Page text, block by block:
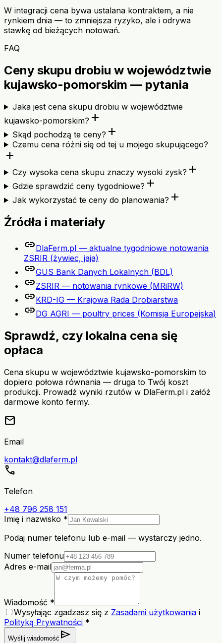
W integracji cena bywa ustalana kontraktem, a nie
rynkiem dnia — to zmniejsza ryzyko, ale i odrywa
stawkę od bieżących notowań.
FAQ
Ceny skupu drobiu w województwie
kujawsko-pomorskim — pytania
Jaka jest cena skupu drobiu w województwie
kujawsko-pomorskim? add
Skąd pochodzą te ceny? add
Czemu cena różni się od tej u mojego skupującego?
add
Czy wysoka cena skupu znaczy wysoki zysk? add
Gdzie sprawdzić ceny tygodniowe? add
Jak wykorzystać te ceny do planowania? add
Źródła i materiały
linkDlaFerm.pl — aktualne tygodniowe notowania
ZSRIR (żywiec, jaja)
linkGUS Bank Danych Lokalnych (BDL)
linkZSRIR — notowania rynkowe (MRiRW)
linkKRD-IG — Krajowa Rada Drobiarstwa
linkDG AGRI — poultry prices (Komisja Europejska)
Sprawdź, czy lokalna cena się
opłaca
Cena skupu w województwie kujawsko-pomorskim to
dopiero połowa równania — druga to Twój koszt
produkcji. Prowadź wyniki rzutów w DlaFerm.pl i załóż
darmowe konto fermy.
mail
Email
kontakt@dlaferm.pl
call
Telefon
+48 796 258 151
Imię i nazwisko *
Podaj numer telefonu lub e-mail — wystarczy jedno.
Numer telefonu
Adres e-mail
Wiadomość *
Wysyłając zgadzasz się z Zasadami użytkowania i
Polityką Prywatności *
Wyślij wiadomość send